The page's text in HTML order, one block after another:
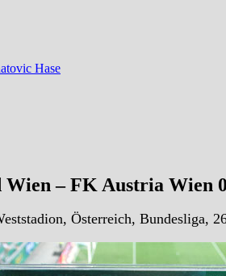
Hase
Wien – FK Austria Wien
Österreich, Bundesliga,